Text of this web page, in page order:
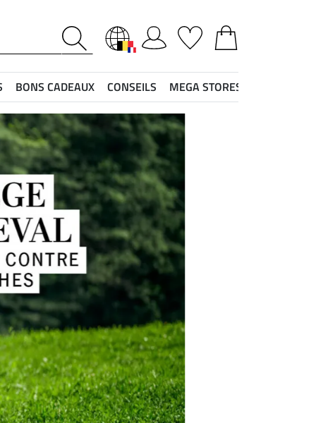
BONS CADEAUX CONSEILS MEGA STORES